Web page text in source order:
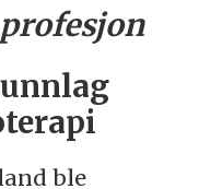
ble